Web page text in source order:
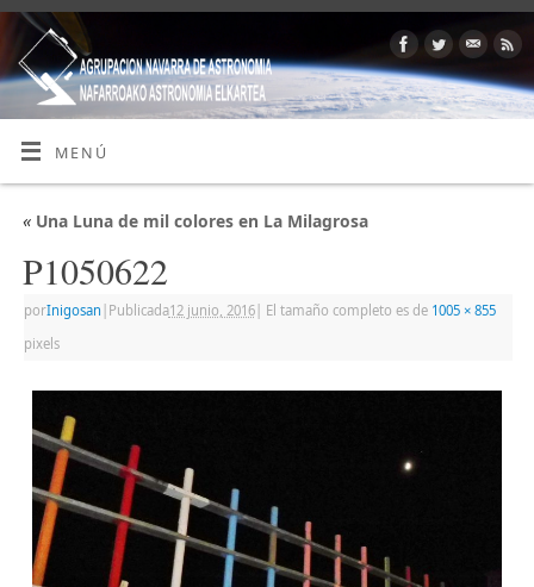
MENÚ
«Una Luna de mil colores en La Milagrosa
P1050622
porInigosan Publicada12 junio, 2016| El tamaño completo es de 1005 × 855
pixels